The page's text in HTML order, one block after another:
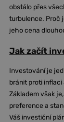
obstálo přes
turbulence. Proč
jeho cena
Jak začít
Investování je
bránit proti
Základem však
preference a
Váš investiční